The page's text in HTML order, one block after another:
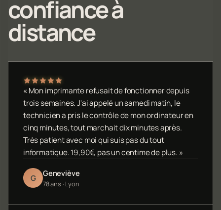
confiance à
distance
« Mon imprimante refusait de fonctionner depuis
trois semaines. J'ai appelé un samedi matin, le
technicien a pris le contrôle de mon ordinateur en
cinq minutes, tout marchait dix minutes après.
Très patient avec moi qui suis pas du tout
informatique. 19,90€, pas un centime de plus. »
G Geneviève
78 ans · Lyon